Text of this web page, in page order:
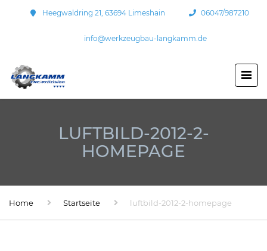
Heegwaldring 21, 63694 Limeshain 06047/987210
info@werkzeugbau-langkamm.de
LUFTBILD-2012-2-
HOMEPAGE
Home Startseite luftbild-2012-2-homepage